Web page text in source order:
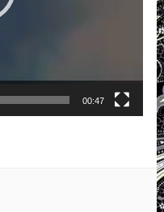
00:47